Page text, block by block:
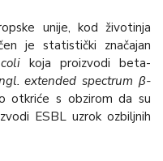
unije, kod životinja
je statistički značajan
koja proizvodi beta-
extended spectrum β-
otkriće s obzirom da su
ESBL uzrok ozbiljnih